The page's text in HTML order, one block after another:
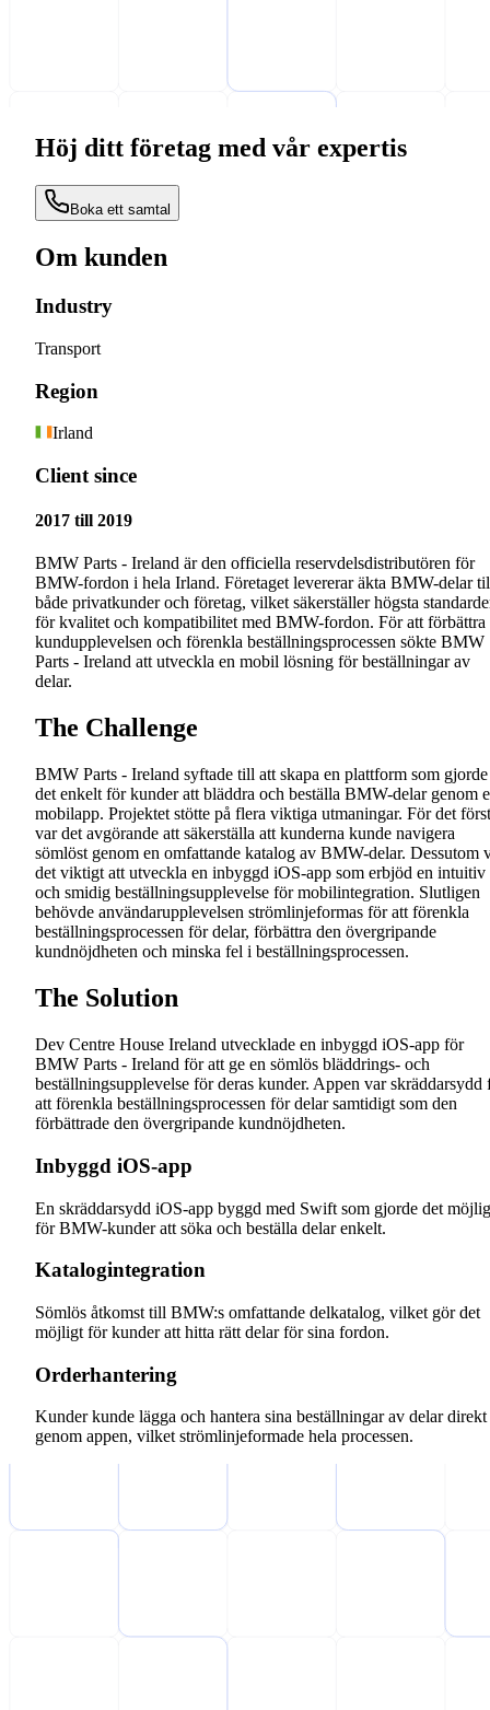
Höj ditt företag med vår expertis
Boka ett samtal
Om kunden
Industry
Transport
Region
Irland
Client since
2017 till 2019
BMW Parts - Ireland är den officiella reservdelsdistributören för
BMW-fordon i hela Irland. Företaget levererar äkta BMW-delar
både privatkunder och företag, vilket säkerställer högsta
för kvalitet och kompatibilitet med BMW-fordon. För att förbättra
kundupplevelsen och förenkla beställningsprocessen sökte BMW
Parts - Ireland att utveckla en mobil lösning för beställningar av
delar.
The Challenge
BMW Parts - Ireland syftade till att skapa en plattform som gjorde
det enkelt för kunder att bläddra och beställa BMW-delar genom
mobilapp. Projektet stötte på flera viktiga utmaningar. För det
var det avgörande att säkerställa att kunderna kunde navigera
sömlöst genom en omfattande katalog av BMW-delar. Dessutom
det viktigt att utveckla en inbyggd iOS-app som erbjöd en intuitiv
och smidig beställningsupplevelse för mobilintegration. Slutligen
behövde användarupplevelsen strömlinjeformas för att förenkla
beställningsprocessen för delar, förbättra den övergripande
kundnöjdheten och minska fel i beställningsprocessen.
The Solution
Dev Centre House Ireland utvecklade en inbyggd iOS-app för
BMW Parts - Ireland för att ge en sömlös bläddrings- och
beställningsupplevelse för deras kunder. Appen var skräddarsydd
att förenkla beställningsprocessen för delar samtidigt som den
förbättrade den övergripande kundnöjdheten.
Inbyggd iOS-app
En skräddarsydd iOS-app byggd med Swift som gjorde det
för BMW-kunder att söka och beställa delar enkelt.
Katalogintegration
Sömlös åtkomst till BMW:s omfattande delkatalog, vilket gör det
möjligt för kunder att hitta rätt delar för sina fordon.
Orderhantering
Kunder kunde lägga och hantera sina beställningar av delar direkt
genom appen, vilket strömlinjeformade hela processen.